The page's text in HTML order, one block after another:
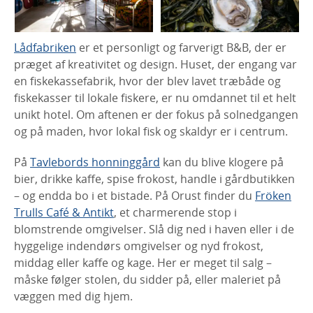
Lådfabriken er et personligt og farverigt B&B, der er
præget af kreativitet og design. Huset, der engang var
en fiskekassefabrik, hvor der blev lavet træbåde og
fiskekasser til lokale fiskere, er nu omdannet til et helt
unikt hotel. Om aftenen er der fokus på solnedgangen
og på maden, hvor lokal fisk og skaldyr er i centrum.
På Tavlebords honninggård kan du blive klogere på
bier, drikke kaffe, spise frokost, handle i gårdbutikken
– og endda bo i et bistade. På Orust finder du Fröken
Trulls Café & Antikt, et charmerende stop i
blomstrende omgivelser. Slå dig ned i haven eller i de
hyggelige indendørs omgivelser og nyd frokost,
middag eller kaffe og kage. Her er meget til salg –
måske følger stolen, du sidder på, eller maleriet på
væggen med dig hjem.